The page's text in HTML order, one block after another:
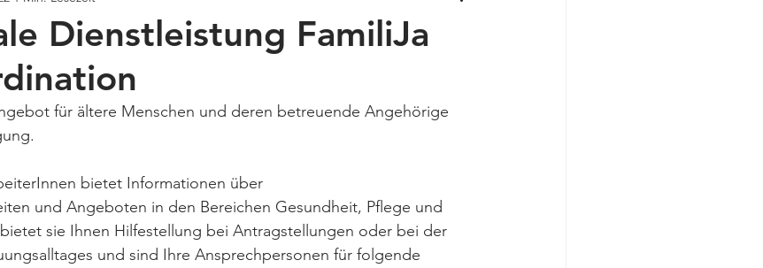
Dienstleistung FamiliJa
für ältere Menschen und deren betreuende Angehörige
bietet Informationen über
und Angeboten in den Bereichen Gesundheit, Pflege und
sie Ihnen Hilfestellung bei Antragstellungen oder bei der
und sind Ihre Ansprechpersonen für folgende